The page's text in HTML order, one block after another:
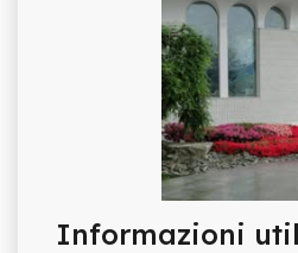
Informazioni